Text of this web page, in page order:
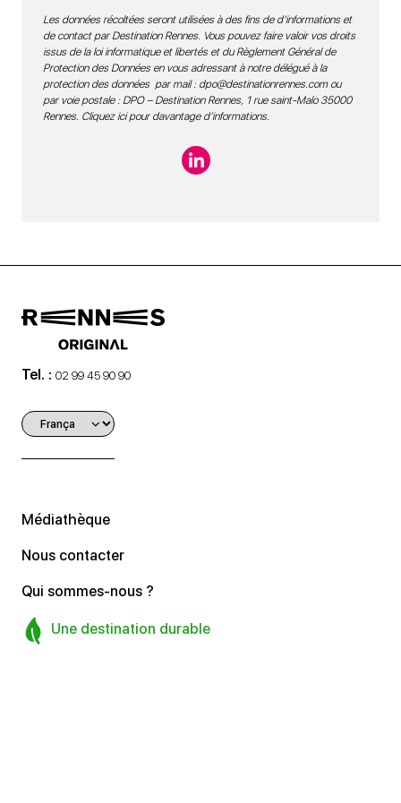
Les données récoltées seront utilisées à des fins de d’informations et
de contact par Destination Rennes. Vous pouvez faire valoir vos droits
issus de la loi informatique et libertés et du Règlement Général de
Protection des Données en vous adressant à notre délégué à la
protection des données par mail : dpo@destinationrennes.comou
par voie postale : DPO – Destination Rennes, 1 rue saint-Malo 35000
Rennes. Cliquez ici pour davantage d’informations.
Tel. : 02 99 45 90 90
Médiathèque
Nous contacter
Qui sommes-nous ?
Une destination durable